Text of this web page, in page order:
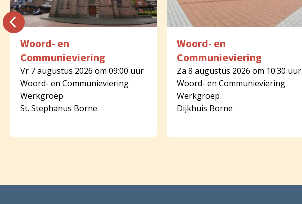
Woord- en
Communieviering
Vr 7 augustus 2026 om 09:00 uur
Woord- en Communieviering
Werkgroep
St. Stephanus Borne
Woord- en
Communieviering
Za 8 augustus 2026 om 10:30 uur
Woord- en Communieviering
Werkgroep
Dijkhuis Borne